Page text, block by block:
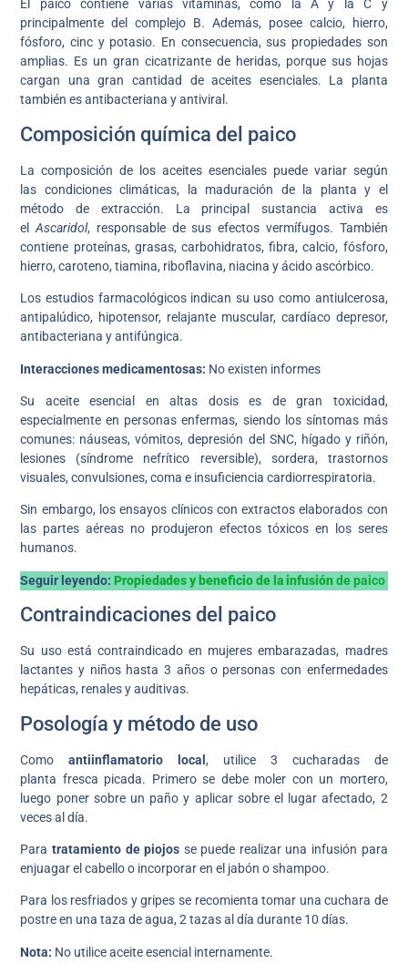
El paico contiene varias vitaminas, como la A y la C y
principalmente del complejo B. Además, posee calcio, hierro,
fósforo, cinc y potasio. En consecuencia, sus propiedades son
amplias. Es un gran cicatrizante de heridas, porque sus hojas
cargan una gran cantidad de aceites esenciales. La planta
también es antibacteriana y antiviral.
Composición química del paico
La composición de los aceites esenciales puede variar según
las condiciones climáticas, la maduración de la planta y el
método de extracción. La principal sustancia activa es
elAscaridol, responsable de sus efectos vermífugos. También
contiene proteínas, grasas, carbohidratos, fibra, calcio, fósforo,
hierro, caroteno, tiamina, riboflavina, niacina y ácido ascórbico.
Los estudios farmacológicos indican su uso como antiulcerosa,
antipalúdico, hipotensor, relajante muscular, cardíaco depresor,
antibacteriana y antifúngica.
Interacciones medicamentosas: No existen informes
Su aceite esencial en altas dosis es de gran toxicidad,
especialmente en personas enfermas, siendo los síntomas más
comunes: náuseas, vómitos, depresión del SNC, hígado y riñón,
lesiones (síndrome nefrítico reversible), sordera, trastornos
visuales, convulsiones, coma e insuficiencia cardiorrespiratoria.
Sin embargo, los ensayos clínicos con extractos elaborados con
las partes aéreas no produjeron efectos tóxicos en los seres
humanos.
Seguir leyendo: Propiedades y beneficio de la infusión de paico
Contraindicaciones del paico
Su uso está contraindicado en mujeres embarazadas, madres
lactantes y niños hasta 3 años o personas con enfermedades
hepáticas, renales y auditivas.
Posología y método de uso
Comoantiinflamatorio local, utilice 3 cucharadas de
planta fresca picada. Primero se debe moler con un mortero,
luego poner sobre un paño y aplicar sobre el lugar afectado, 2
veces al día.
Para tratamiento de piojos se puede realizar una infusión para
enjuagar el cabello o incorporar en el jabón o shampoo.
Para los resfriados y gripes se recomienta tomar una cuchara de
postre en una taza de agua, 2 tazas al día durante 10 días.
Nota: No utilice aceite esencial internamente.